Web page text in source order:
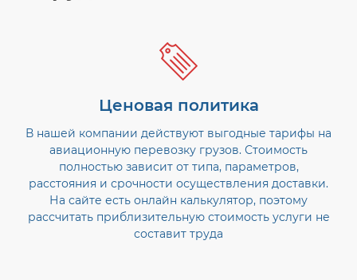
Ценовая политика
В нашей компании действуют выгодные тарифы на
авиационную перевозку грузов. Стоимость
полностью зависит от типа, параметров,
расстояния и срочности осуществления доставки.
На сайте есть онлайн калькулятор, поэтому
рассчитать приблизительную стоимость услуги не
составит труда